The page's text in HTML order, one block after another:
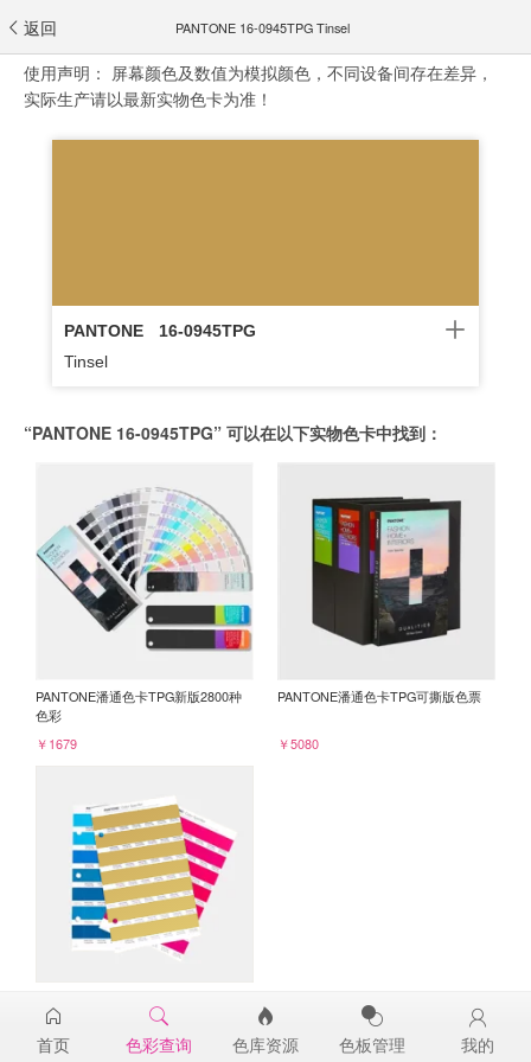
返回 PANTONE 16-0945TPG Tinsel
使用声明： 屏幕颜色及数值为模拟颜色，不同设备间存在差异，
实际生产请以最新实物色卡为准！
PANTONE
16-0945TPG
Tinsel
“PANTONE 16-0945TPG” 可以在以下实物色卡中找到：
PANTONE潘通色卡TPG新版2800种
色彩
￥1679
PANTONE潘通色卡TPG可撕版色票
￥5080
16-0945TPG
￥98
首页 色彩查询 色库资源 色板管理 我的